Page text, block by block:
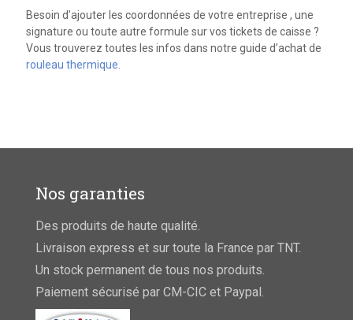
Besoin d’ajouter les coordonnées de votre entreprise , une
signature ou toute autre formule sur vos tickets de caisse ?
Vous trouverez toutes les infos dans notre guide d’achat de
rouleau thermique.
Nos garanties
Des produits de haute qualité.
Livraison express et sur toute la France par TNT.
Un stock permanent de tous nos produits.
Paiement sécurisé par CM-CIC et Paypal.